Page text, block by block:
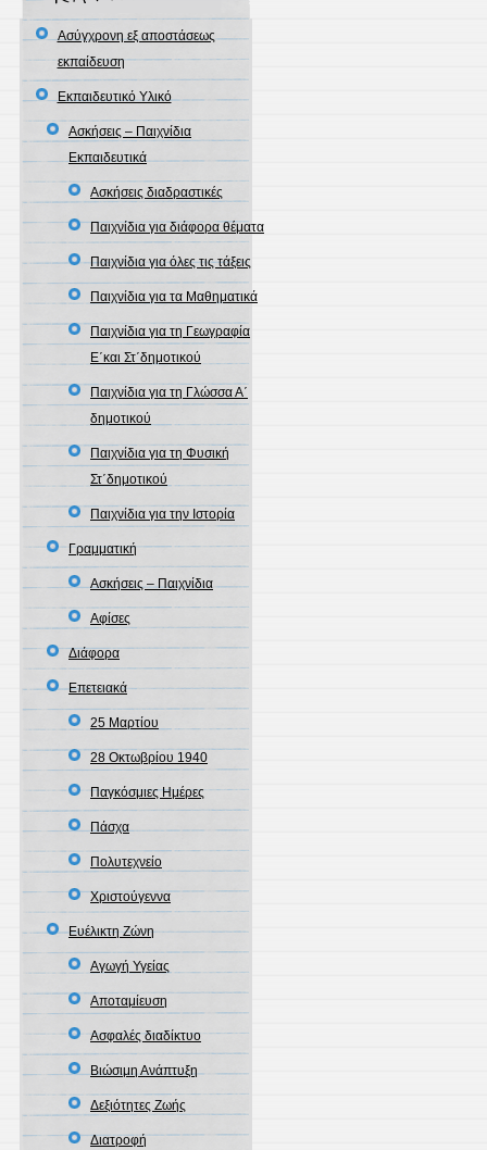
Ασύγχρονη εξ αποστάσεως
εκπαίδευση
Εκπαιδευτικό Υλικό
Ασκήσεις – Παιχνίδια
Εκπαιδευτικά
Ασκήσεις διαδραστικές
Παιχνίδια για διάφορα θέματα
Παιχνίδια για όλες τις τάξεις
Παιχνίδια για τα Μαθηματικά
Παιχνίδια για τη Γεωγραφία
Ε΄και Στ΄δημοτικού
Παιχνίδια για τη Γλώσσα Α΄
δημοτικού
Παιχνίδια για τη Φυσική
Στ΄δημοτικού
Παιχνίδια για την Ιστορία
Γραμματική
Ασκήσεις – Παιχνίδια
Αφίσες
Διάφορα
Επετειακά
25 Μαρτίου
28 Οκτωβρίου 1940
Παγκόσμιες Ημέρες
Πάσχα
Πολυτεχνείο
Χριστούγεννα
Ευέλικτη Ζώνη
Αγωγή Υγείας
Αποταμίευση
Ασφαλές διαδίκτυο
Βιώσιμη Ανάπτυξη
Δεξιότητες Ζωής
Διατροφή